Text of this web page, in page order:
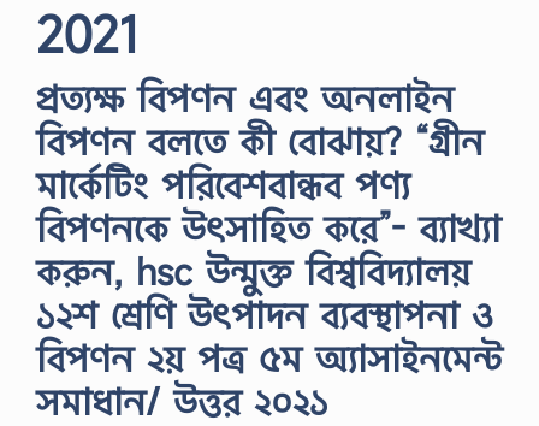
2021
প্রত্যক্ষ বিপণন এবং অনলাইন
বিপণন বলতে কী বােঝায়? “গ্রীন
মার্কেটিং পরিবেশবান্ধব পণ্য
বিপণনকে উৎসাহিত করে”- ব্যাখ্যা
করুন, hsc উন্মুক্ত বিশ্ববিদ্যালয়
১২শ শ্রেণি উৎপাদন ব্যবস্থাপনা ও
বিপণন ২য় পত্র ৫ম অ্যাসাইনমেন্ট
সমাধান/ উত্তর ২০২১